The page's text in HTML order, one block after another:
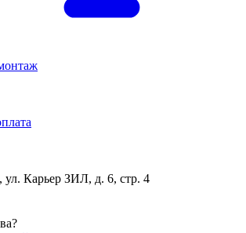
ул. Карьер ЗИЛ, д. 6, стр. 4